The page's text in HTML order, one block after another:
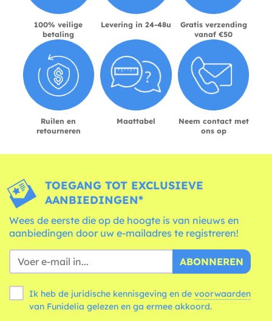
100% veilige
betaling
Levering in 24-48u
Gratis verzending
vanaf €50
Ruilen en
retourneren
Maattabel
Neem contact met
ons op
TOEGANG TOT EXCLUSIEVE
AANBIEDINGEN*
Wees de eerste die op de hoogte is van nieuws en
aanbiedingen door uw e-mailadres te registreren!
ABONNEREN
Ik heb de juridische kennisgeving en de voorwaarden
van Funidelia gelezen en ga ermee akkoord.